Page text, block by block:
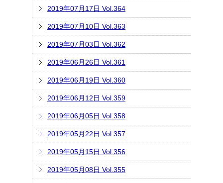
2019年07月17日 Vol.364
2019年07月10日 Vol.363
2019年07月03日 Vol.362
2019年06月26日 Vol.361
2019年06月19日 Vol.360
2019年06月12日 Vol.359
2019年06月05日 Vol.358
2019年05月22日 Vol.357
2019年05月15日 Vol.356
2019年05月08日 Vol.355